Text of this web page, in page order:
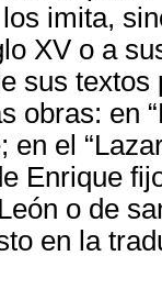
imita,
XV o a
sus
obras: en
en el
Enrique
o de
en la